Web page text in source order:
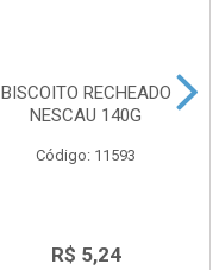
BISCOITO RECHEADO
NESCAU 140G
Código: 11593
R$ 5,24